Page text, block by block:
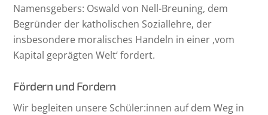
Namensgebers: Oswald von Nell-Breuning, dem
Begründer der katholischen Soziallehre, der
insbesondere moralisches Handeln in einer ‚vom
Kapital geprägten Welt‘ fordert.
Fördern und Fordern
Wir begleiten unsere Schüler:innen auf dem Weg in